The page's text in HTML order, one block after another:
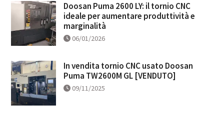
Doosan Puma 2600 LY: il tornio CNC
ideale per aumentare produttività e
marginalità
06/01/2026
In vendita tornio CNC usato Doosan
Puma TW2600M GL [VENDUTO]
09/11/2025